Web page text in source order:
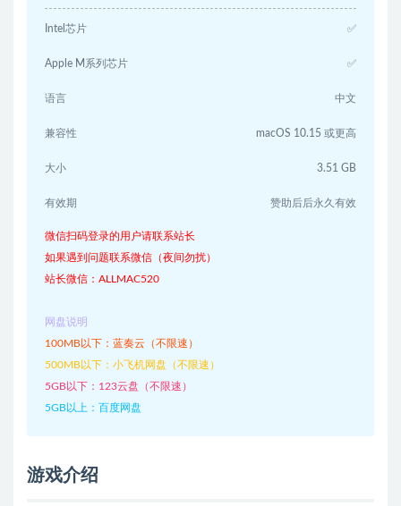
Intel芯片 ✅
Apple M系列芯片 ✅
语言 中文
兼容性 macOS 10.15 或更高
大小 3.51 GB
有效期 赞助后后永久有效
微信扫码登录的用户请联系站长
如果遇到问题联系微信（夜间勿扰）
站长微信：ALLMAC520
网盘说明
100MB以下：蓝奏云（不限速）
500MB以下：小飞机网盘（不限速）
5GB以下：123云盘（不限速）
5GB以上：百度网盘
游戏介绍